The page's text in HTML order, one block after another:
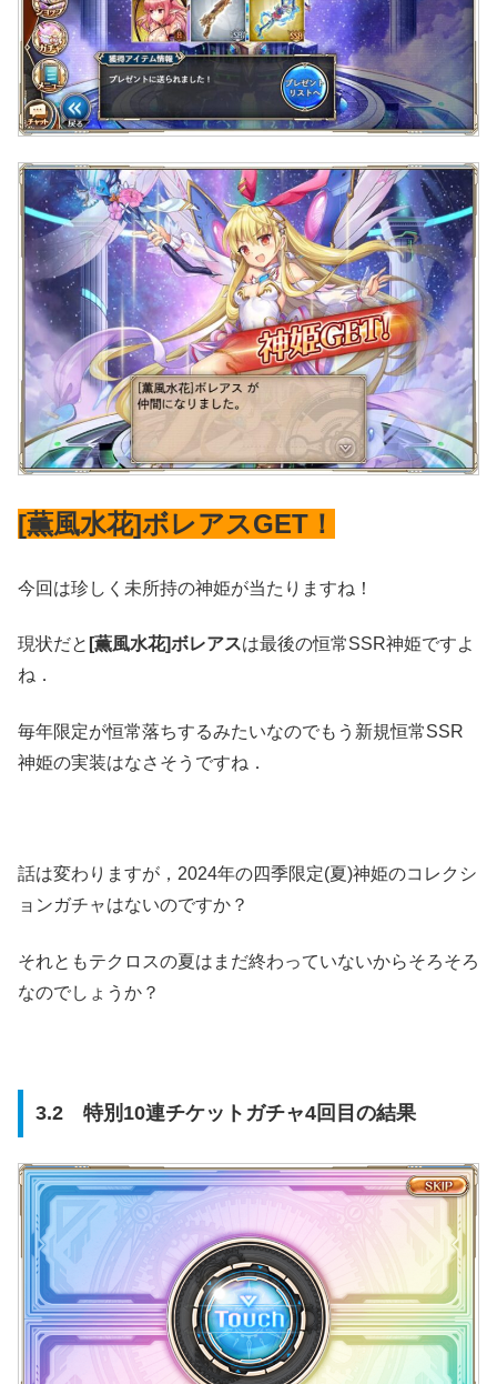
[薫風水花]ボレアスGET！
今回は珍しく未所持の神姫が当たりますね！
現状だと [薫風水花]ボレアスは最後の恒常SSR神姫ですよ
ね．
毎年限定が恒常落ちするみたいなのでもう新規恒常SSR
神姫の実装はなさそうですね．
話は変わりますが，2024年の四季限定(夏)神姫のコレクシ
ョンガチャはないのですか？
それともテクロスの夏はまだ終わっていないからそろそろ
なのでしょうか？
3.2 特別10連チケットガチャ4回目の結果